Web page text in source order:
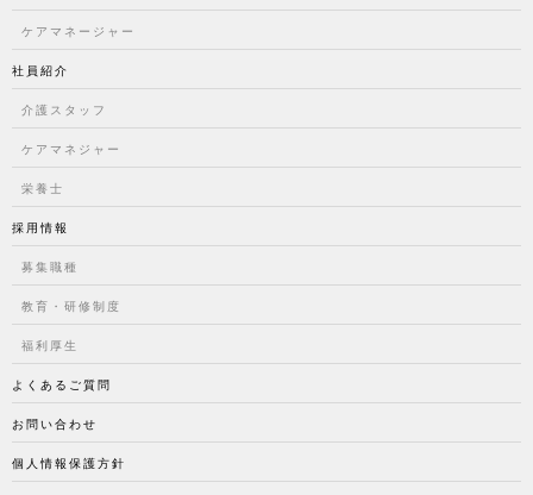
ケアマネージャー
社員紹介
介護スタッフ
ケアマネジャー
栄養士
採用情報
募集職種
教育・研修制度
福利厚生
よくあるご質問
お問い合わせ
個人情報保護方針